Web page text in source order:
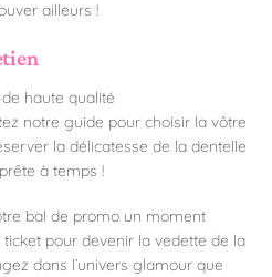
ailleurs !
haute qualité
notre guide pour choisir la vôtre
la délicatesse de la dentelle
à temps !
bal de promo un moment
pour devenir la vedette de la
dans l’univers glamour que